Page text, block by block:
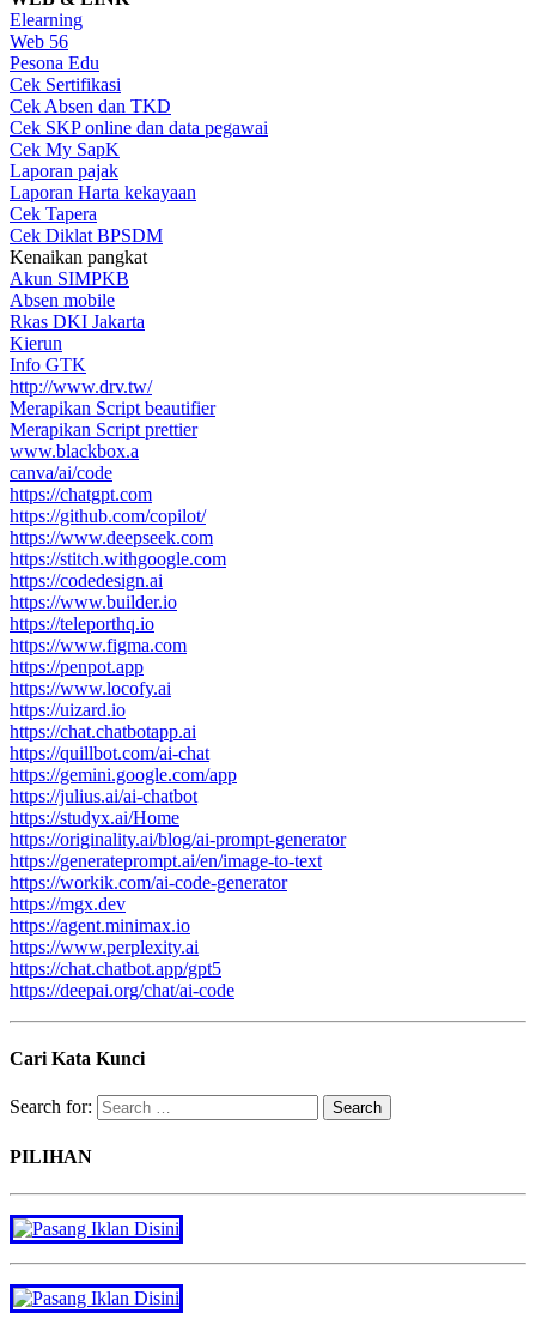
Elearning
Web 56
Pesona Edu
Cek Sertifikasi
Cek Absen dan TKD
Cek SKP online dan data pegawai
Cek My SapK
Laporan pajak
Laporan Harta kekayaan
Cek Tapera
Cek Diklat BPSDM
Kenaikan pangkat
Akun SIMPKB
Absen mobile
Rkas DKI Jakarta
Kierun
Info GTK
http://www.drv.tw/
Merapikan Script beautifier
Merapikan Script prettier
www.blackbox.a
canva/ai/code
https://chatgpt.com
https://github.com/copilot/
https://www.deepseek.com
https://stitch.withgoogle.com
https://codedesign.ai
https://www.builder.io
https://teleporthq.io
https://www.figma.com
https://penpot.app
https://www.locofy.ai
https://uizard.io
https://chat.chatbotapp.ai
https://quillbot.com/ai-chat
https://gemini.google.com/app
https://julius.ai/ai-chatbot
https://studyx.ai/Home
https://originality.ai/blog/ai-prompt-generator
https://generateprompt.ai/en/image-to-text
https://workik.com/ai-code-generator
https://mgx.dev
https://agent.minimax.io
https://www.perplexity.ai
https://chat.chatbot.app/gpt5
https://deepai.org/chat/ai-code
Cari Kata Kunci
Search for:
PILIHAN